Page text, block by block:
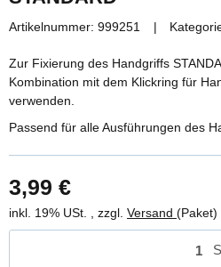
Artikelnummer: 999251
Zur Fixierung des Handgriffs
Kombination mit dem Klickring für
verwenden.
Passend für alle Ausführungen des
3,99 €
inkl. 19% USt. , zzgl. Versand (Paket)